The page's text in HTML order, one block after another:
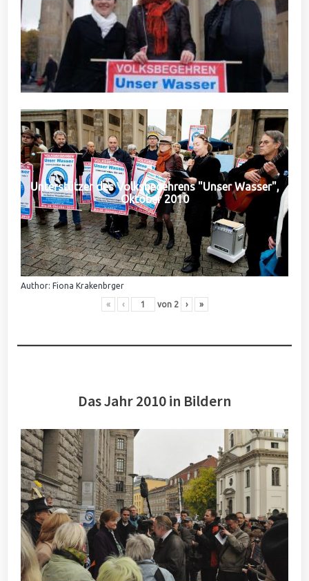
Unterstützer des Volksbegehrens "Unser Wasser",
Oktober 2010
Author: Fiona Krakenbrger
« ‹ von 2 › »
Das Jahr 2010 in Bildern